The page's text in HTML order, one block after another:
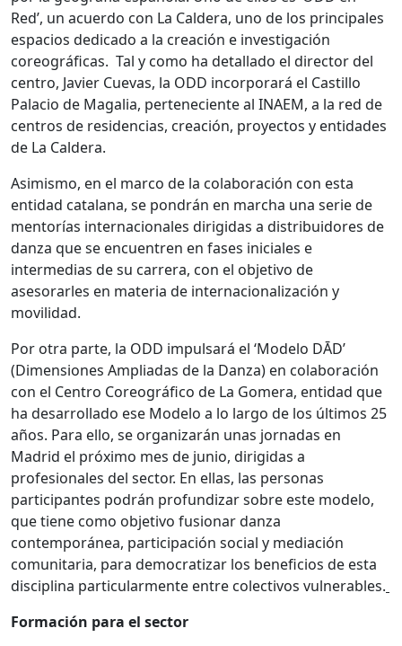
Red’, un acuerdo con La Caldera, uno de los principales
espacios dedicado a la creación e investigación
coreográficas. Tal y como ha detallado el director del
centro, Javier Cuevas, la ODD incorporará el Castillo
Palacio de Magalia, perteneciente al INAEM, a la red de
centros de residencias, creación, proyectos y entidades
de La Caldera.
Asimismo, en el marco de la colaboración con esta
entidad catalana, se pondrán en marcha una serie de
mentorías internacionales dirigidas a distribuidores de
danza que se encuentren en fases iniciales e
intermedias de su carrera, con el objetivo de
asesorarles en materia de internacionalización y
movilidad.
Por otra parte, la ODD impulsará el ‘Modelo DĀD’
(Dimensiones Ampliadas de la Danza) en colaboración
con el Centro Coreográfico de La Gomera, entidad que
ha desarrollado ese Modelo a lo largo de los últimos 25
años. Para ello, se organizarán unas jornadas en
Madrid el próximo mes de junio, dirigidas a
profesionales del sector. En ellas, las personas
participantes podrán profundizar sobre este modelo,
que tiene como objetivo fusionar danza
contemporánea, participación social y mediación
comunitaria, para democratizar los beneficios de esta
disciplina particularmente entre colectivos vulnerables.
Formación para el sector